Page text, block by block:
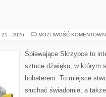
21 - 2026 MOŻLIWOŚĆ
Śpiewające Skrzypce to
sztuce dźwięku, w którym
bohaterem. To miejsce
słuchać świadomie, a